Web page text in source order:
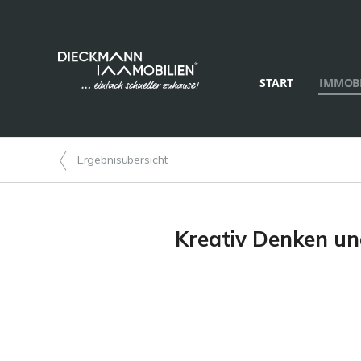
START
Ergebnisübersicht
Kreativ Denken